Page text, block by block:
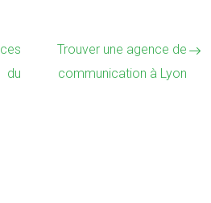
Trouver une agence de
communication à Lyon